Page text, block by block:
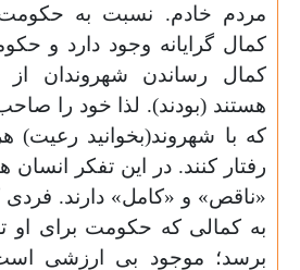
مردم خادم. نسبت به حکومت
کمال گرایانه وجود دارد و
کمال رساندن شهروندان از
هستند (بودند). لذا خود را صاحب
که با شهروند(بخوانید رعیت)
رفتار کنند. در این تفکر انسان ها
«ناقص» و «کامل» دارند. فردی که
به کمالی که حکومت برای او
برسد؛ موجود بی ارزشی است